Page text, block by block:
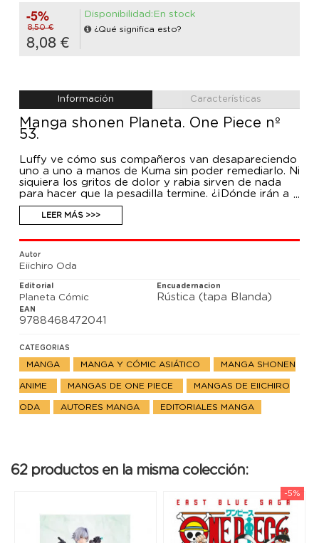
-5%
8,50 €
8,08 €
Disponibilidad:En stock
¿Qué significa esto?
Información Características
Manga shonen Planeta. One Piece nº
53.
Luffy ve cómo sus compañeros van desapareciendo
uno a uno a manos de Kuma sin poder remediarlo. Ni
siquiera los gritos de dolor y rabia sirven de nada
para hacer que la pesadilla termine. ¿¡Dónde irán a
parar Luffy y su banda!? ¡¡Aquí tenéis una historia
de piratas que buscan el gran tesoro, el One Piece!!
LEER MÁS >>>
Autor
Eiichiro Oda
Editorial
Planeta Cómic
Encuadernacion
Rústica (tapa Blanda)
EAN
9788468472041
CATEGORIAS
MANGA MANGA Y CÓMIC ASIÁTICO MANGA SHONEN
ANIME MANGAS DE ONE PIECE MANGAS DE EIICHIRO
ODA AUTORES MANGA EDITORIALES MANGA
62 productos en la misma colección:
-5%